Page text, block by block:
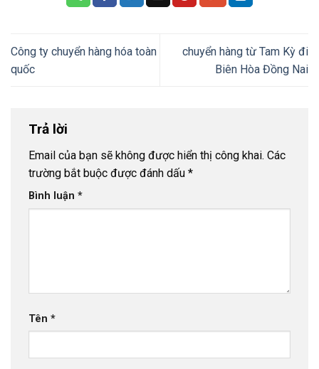
Công ty chuyển hàng hóa toàn
quốc
chuyển hàng từ Tam Kỳ đi
Biên Hòa Đồng Nai
Trả lời
Email của bạn sẽ không được hiển thị công khai. Các
trường bắt buộc được đánh dấu *
Bình luận *
Tên *